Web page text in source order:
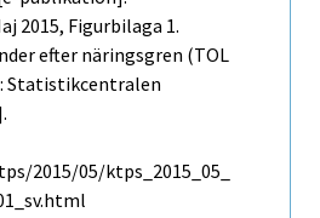
2015, Figurbilaga 1.
efter näringsgren (TOL
Statistikcentralen
2015/05/ktps_2015_05_